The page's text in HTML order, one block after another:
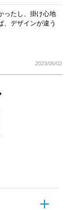
ったし、掛け心地
、デザインが違う
2023/06/02